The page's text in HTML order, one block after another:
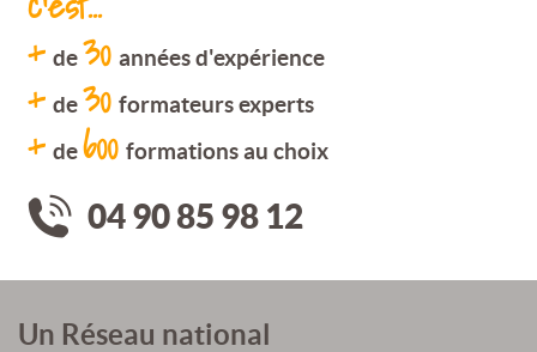
+ de30 années d'expérience
+ de30 formateurs experts
+ de600 formations au choix
04 90 85 98 12
Un Réseau national